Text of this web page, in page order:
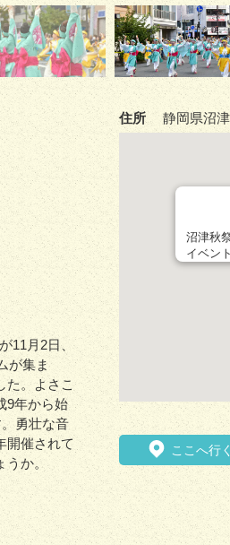
11月2日、
が集ま
た。よさこ
9年から始
勇壮な音
開催されて
か。
住所 静岡県沼
沼津秋
イベン
ここへ行